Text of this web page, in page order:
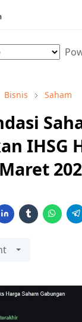
Bisnis Saham
IHSG